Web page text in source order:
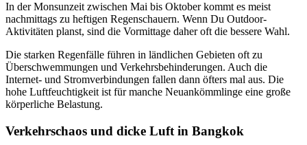
In der Monsunzeit zwischen Mai bis Oktober kommt es meist
nachmittags zu heftigen Regenschauern. Wenn Du Outdoor-
Aktivitäten planst, sind die Vormittage daher oft die bessere Wahl.
Die starken Regenfälle führen in ländlichen Gebieten oft zu
Überschwemmungen und Verkehrsbehinderungen. Auch die
Internet- und Stromverbindungen fallen dann öfters mal aus. Die
hohe Luftfeuchtigkeit ist für manche Neuankömmlinge eine große
körperliche Belastung.
Verkehrschaos und dicke Luft in Bangkok